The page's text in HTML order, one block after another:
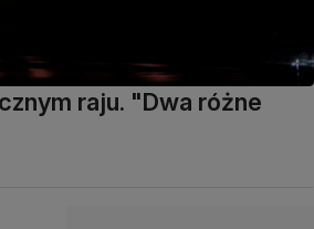
raju. "Dwa różne